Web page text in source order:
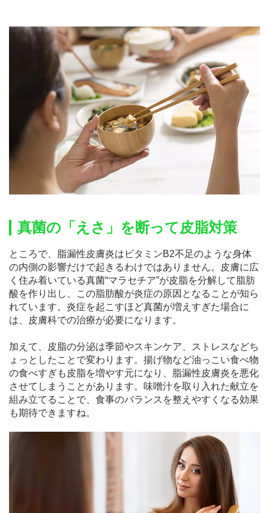
真菌の「えさ」を断って皮脂対策
ところで、脂漏性皮膚炎はビタミンB2不足のような身体
の内側の影響だけで起きるわけではありません。皮膚に広
く住み着いている真菌“マラセチア”が皮脂を分解して脂肪
酸を作り出し、この脂肪酸が炎症の原因となることが知ら
れています。炎症を起こすほど真菌が増えすぎた場合に
は、皮膚科での治療が必要になります。
加えて、皮脂の分泌は季節やスキンケア、ストレスなどち
ょっとしたことで変わります。揚げ物など油っこい食べ物
の食べすぎも皮脂を増やす元になり、脂漏性皮膚炎を悪化
させてしまうことがあります。味噌汁を取り入れた献立を
組み立てることで、食事のバランスを整えやすくなる効果
も期待できますね。